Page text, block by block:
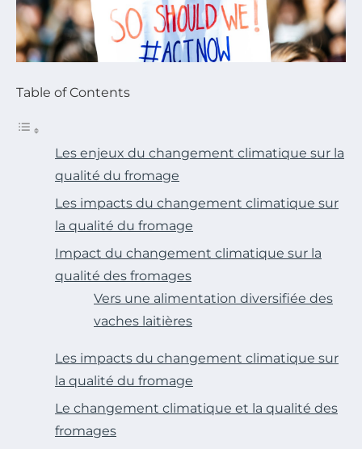
Table of Contents
Les enjeux du changement climatique sur la
qualité du fromage
Les impacts du changement climatique sur
la qualité du fromage
Impact du changement climatique sur la
qualité des fromages
Vers une alimentation diversifiée des
vaches laitières
Les impacts du changement climatique sur
la qualité du fromage
Le changement climatique et la qualité des
fromages